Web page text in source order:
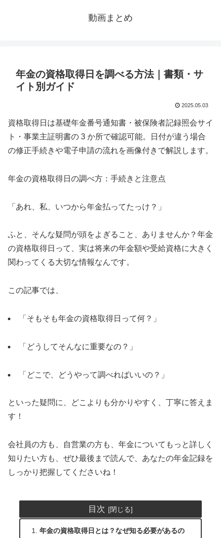
動画まとめ
年金の資格取得日を調べる方法｜書類・サ
イト別ガイド
2025.05.03
資格取得日は基礎年金番号通知書・被保険者記録照会サイ
ト・事業主証明書の 3 か所で確認可能。日付が違う場合
の修正手続きや電子申請の流れを画像付きで解説します。
年金の資格取得日の調べ方：手続きと注意点
「あれ、私、いつから年金払ってたっけ？」
ふと、そんな疑問が頭をよぎること、ありませんか？年金
の資格取得日って、実は将来の年金額や受給資格に大きく
関わってくる大切な情報なんです。
この記事では、
「そもそも年金の資格取得日って何？」
「どうしてそんなに重要なの？」
「どこで、どうやって調べればいいの？」
といった疑問に、どこよりも分かりやすく、丁寧に答えま
す！
会社員の方も、自営業の方も、年金についてもっと詳しく
知りたい方も、ぜひ最後まで読んで、あなたの年金記録を
しっかり把握してくださいね！
目次
年金の資格取得日とは？なぜ知る必要があるの